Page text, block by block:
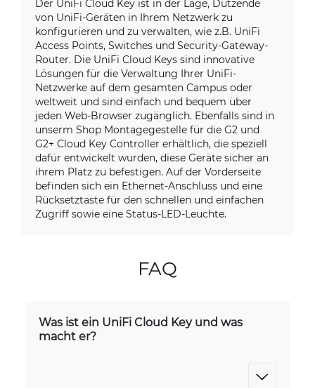
Der UniFi Cloud Key ist in der Lage, Dutzende
von UniFi-Geräten in Ihrem Netzwerk zu
konfigurieren und zu verwalten, wie z.B. UniFi
Access Points, Switches und Security-Gateway-
Router. Die UniFi Cloud Keys sind innovative
Lösungen für die Verwaltung Ihrer UniFi-
Netzwerke auf dem gesamten Campus oder
weltweit und sind einfach und bequem über
jeden Web-Browser zugänglich. Ebenfalls sind in
unserm Shop Montagegestelle für die G2 und
G2+ Cloud Key Controller erhältlich, die speziell
dafür entwickelt wurden, diese Geräte sicher an
ihrem Platz zu befestigen. Auf der Vorderseite
befinden sich ein Ethernet-Anschluss und eine
Rücksetztaste für den schnellen und einfachen
Zugriff sowie eine Status-LED-Leuchte.
FAQ
Was ist ein UniFi Cloud Key und was
macht er?